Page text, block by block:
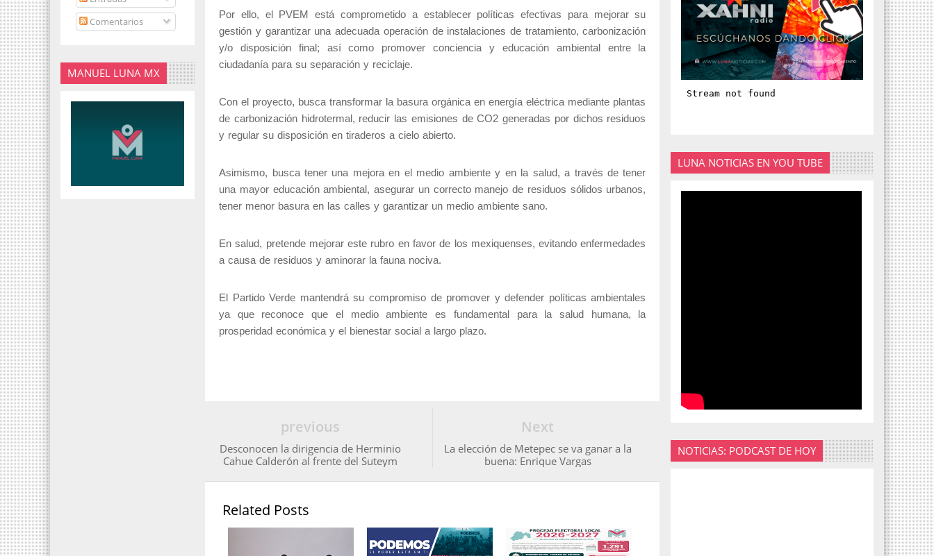
Comentarios
MANUEL LUNA MX
Por ello, el PVEM está comprometido a establecer políticas efectivas para mejorar su
gestión y garantizar una adecuada operación de instalaciones de tratamiento, carbonización
y/o disposición final; así como promover conciencia y educación ambiental entre la
ciudadanía para su separación y reciclaje.
Con el proyecto, busca transformar la basura orgánica en energía eléctrica mediante plantas
de carbonización hidrotermal, reducir las emisiones de CO2 generadas por dichos residuos
y regular su disposición en tiraderos a cielo abierto.
Asimismo, busca tener una mejora en el medio ambiente y en la salud, a través de tener
una mayor educación ambiental, asegurar un correcto manejo de residuos sólidos urbanos,
tener menor basura en las calles y garantizar un medio ambiente sano.
En salud, pretende mejorar este rubro en favor de los mexiquenses, evitando enfermedades
a causa de residuos y aminorar la fauna nociva.
El Partido Verde mantendrá su compromiso de promover y defender políticas ambientales
ya que reconoce que el medio ambiente es fundamental para la salud humana, la
prosperidad económica y el bienestar social a largo plazo.
Next
La elección de Metepec se va ganar a la
buena: Enrique Vargas
previous
Desconocen la dirigencia de Herminio
Cahue Calderón al frente del Suteym
Related Posts
LUNA NOTICIAS EN YOU TUBE
NOTICIAS: PODCAST DE HOY